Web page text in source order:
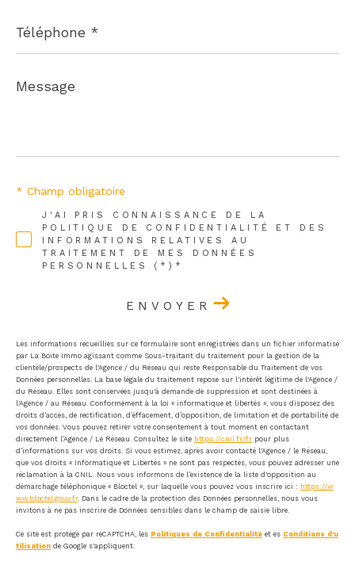
*
Message
*
J'AI PRIS CONNAISSANCE DE LA
POLITIQUE DE CONFIDENTIALITÉ ET DES
INFORMATIONS RELATIVES AU
TRAITEMENT DE MES DONNÉES
PERSONNELLES (*)*
* Champ obligatoire
ENVOYER
Les informations recueillies sur ce formulaire sont enregistrées dans un fichier informatisé
par La Boite Immo agissant comme Sous-traitant du traitement pour la gestion de la
clientèle/prospects de l'Agence / du Réseau qui reste Responsable du Traitement de vos
Données personnelles. La base légale du traitement repose sur l'intérêt légitime de l'Agence /
du Réseau. Elles sont conservées jusqu'à demande de suppression et sont destinées à
l'Agence / au Réseau. Conformément à la loi « informatique et libertés », vous disposez des
droits d’accès, de rectification, d’effacement, d’opposition, de limitation et de portabilité de
vos données. Vous pouvez retirer votre consentement à tout moment en contactant
directement l’Agence / Le Réseau. Consultez le site https://cnil.fr/fr pour plus
d’informations sur vos droits. Si vous estimez, après avoir contacté l'Agence / le Réseau,
que vos droits « Informatique et Libertés » ne sont pas respectés, vous pouvez adresser une
réclamation à la CNIL. Nous vous informons de l’existence de la liste d'opposition au
démarchage téléphonique « Bloctel », sur laquelle vous pouvez vous inscrire ici : https://w
ww.bloctel.gouv.fr. Dans le cadre de la protection des Données personnelles, nous vous
invitons à ne pas inscrire de Données sensibles dans le champ de saisie libre.
Ce site est protégé par reCAPTCHA, les Politiques de Confidentialité et es Conditions d'u
tilisation de Google s'appliquent.